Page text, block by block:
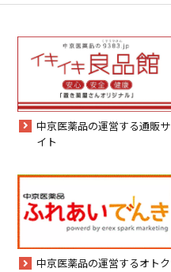
中京医薬品の運営する通販サ
イト
中京医薬品の運営するオトク